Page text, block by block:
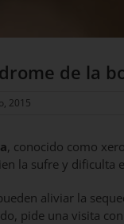
de la
2015
, conocido como
la sufre y dificulta
aliviar la
pide una visita